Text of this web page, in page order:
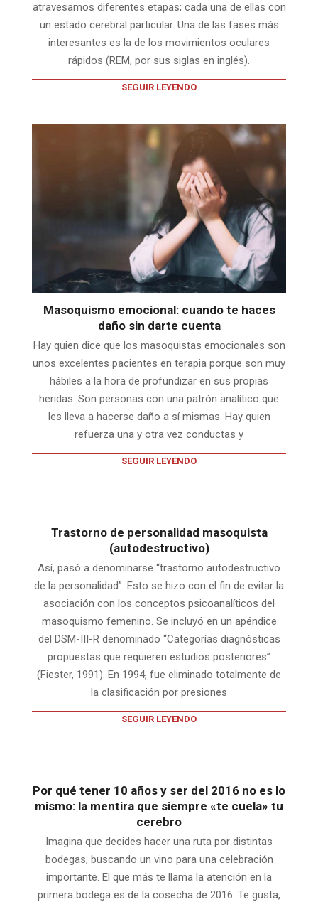
atravesamos diferentes etapas; cada una de ellas con
un estado cerebral particular. Una de las fases más
interesantes es la de los movimientos oculares
rápidos (REM, por sus siglas en inglés).
SEGUIR LEYENDO
Masoquismo emocional: cuando te haces
daño sin darte cuenta
Hay quien dice que los masoquistas emocionales son
unos excelentes pacientes en terapia porque son muy
hábiles a la hora de profundizar en sus propias
heridas. Son personas con una patrón analítico que
les lleva a hacerse daño a sí mismas. Hay quien
refuerza una y otra vez conductas y
SEGUIR LEYENDO
Trastorno de personalidad masoquista
(autodestructivo)
Así, pasó a denominarse “trastorno autodestructivo
de la personalidad”. Esto se hizo con el fin de evitar la
asociación con los conceptos psicoanalíticos del
masoquismo femenino. Se incluyó en un apéndice
del DSM-III-R denominado “Categorías diagnósticas
propuestas que requieren estudios posteriores”
(Fiester, 1991). En 1994, fue eliminado totalmente de
la clasificación por presiones
SEGUIR LEYENDO
Por qué tener 10 años y ser del 2016 no es lo
mismo: la mentira que siempre «te cuela» tu
cerebro
Imagina que decides hacer una ruta por distintas
bodegas, buscando un vino para una celebración
importante. El que más te llama la atención en la
primera bodega es de la cosecha de 2016. Te gusta,